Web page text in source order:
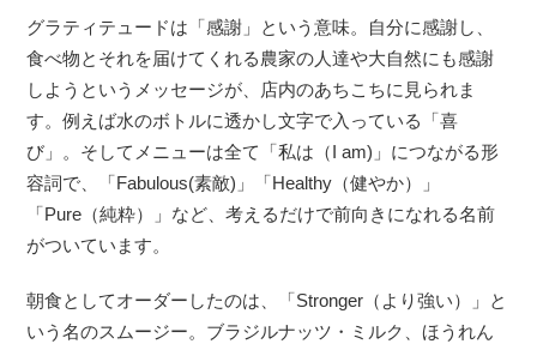
グラティテュードは「感謝」という意味。自分に感謝し、
食べ物とそれを届けてくれる農家の人達や大自然にも感謝
しようというメッセージが、店内のあちこちに見られま
す。例えば水のボトルに透かし文字で入っている「喜
び」。そしてメニューは全て「私は（I am)」につながる形
容詞で、「Fabulous(素敵)」「Healthy（健やか）」
「Pure（純粋）」など、考えるだけで前向きになれる名前
がついています。
朝食としてオーダーしたのは、「Stronger（より強い）」と
いう名のスムージー。ブラジルナッツ・ミルク、ほうれん